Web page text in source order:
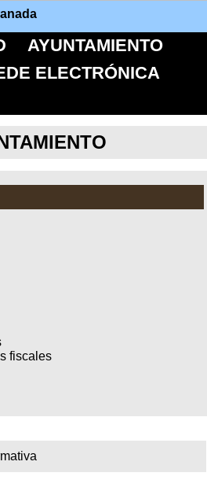
AYUNTAMIENTO
ELECTRÓNICA
fiscales